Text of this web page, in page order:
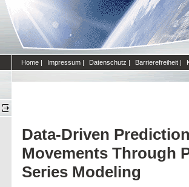
Home | Impressum | Datenschutz | Barrierefreiheit |
Data-Driven
Movements Through
Series Modeling